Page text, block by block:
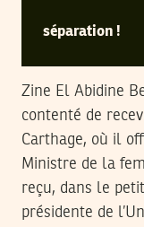
séparation !
Zine El Abidine
contenté de
Carthage, où il
Ministre de la
reçu, dans le
présidente de